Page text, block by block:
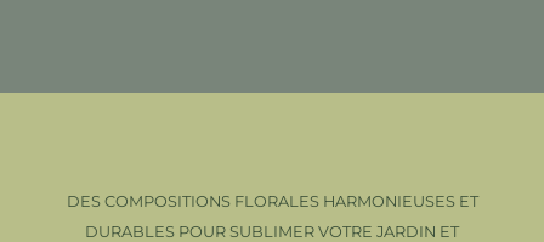
DES COMPOSITIONS FLORALES HARMONIEUSES ET
DURABLES POUR SUBLIMER VOTRE JARDIN ET